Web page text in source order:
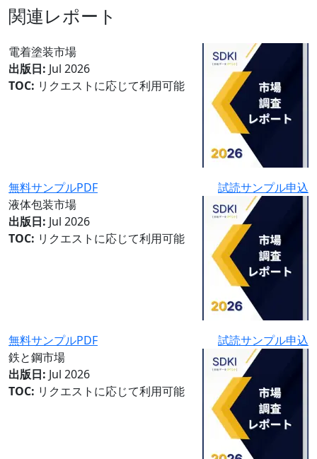
関連レポート
電着塗装市場
出版日: Jul 2026
TOC: リクエストに応じて利用可能
無料サンプルPDF
試読サンプル申込
液体包装市場
出版日: Jul 2026
TOC: リクエストに応じて利用可能
無料サンプルPDF
試読サンプル申込
鉄と鋼市場
出版日: Jul 2026
TOC: リクエストに応じて利用可能